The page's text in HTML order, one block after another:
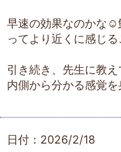
早速の効果なのかな☺️
ってより近くに感じ
引き続き、先生に教
内側から分かる感覚
日付：2026/2/18